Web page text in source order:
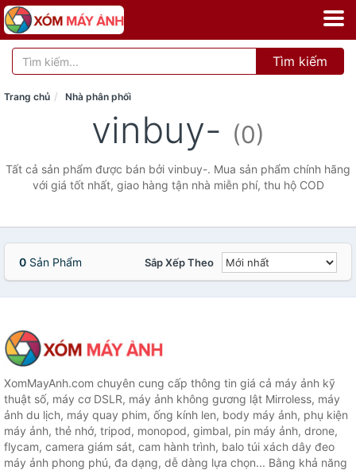
Tìm kiếm
Trang chủ Nhà phân phối
vinbuy- (0)
Tất cả sản phẩm được bán bởi vinbuy-. Mua sản phẩm chính hãng
với giá tốt nhất, giao hàng tận nhà miễn phí, thu hộ COD
0 Sản Phẩm Sắp Xếp Theo
XomMayAnh.com chuyên cung cấp thông tin giá cả máy ảnh kỹ
thuật số, máy cơ DSLR, máy ảnh không gương lật Mirroless, máy
ảnh du lịch, máy quay phim, ống kính len, body máy ảnh, phụ kiện
máy ảnh, thẻ nhớ, tripod, monopod, gimbal, pin máy ảnh, drone,
flycam, camera giám sát, cam hành trình, balo túi xách dây đeo
máy ảnh phong phú, đa dạng, dễ dàng lựa chọn... Bằng khả năng